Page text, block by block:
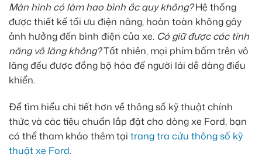
Màn hình có làm hao bình ắc quy không?Hệ thống
được thiết kế tối ưu điện năng, hoàn toàn không gây
ảnh hưởng đến bình điện của xe. Có giữ được các tính
năng vô lăng không?Tất nhiên, mọi phím bấm trên vô
lăng đều được đồng bộ hóa để người lái dễ dàng điều
khiển.
Để tìm hiểu chi tiết hơn về thông số kỹ thuật chính
thức và các tiêu chuẩn lắp đặt cho dòng xe Ford, bạn
có thể tham khảo thêm tại trang tra cứu thông số kỹ
thuật xe Ford.